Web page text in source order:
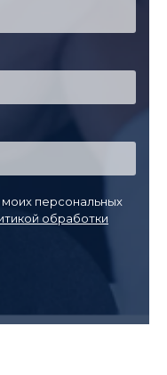
персональных
обработки